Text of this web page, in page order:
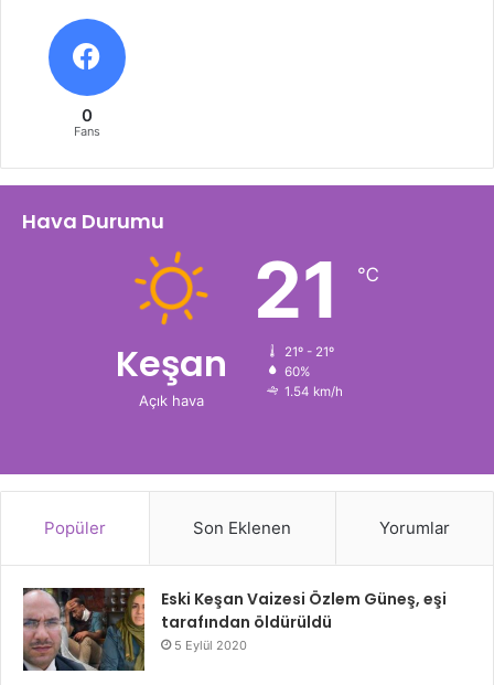
0
Fans
Hava Durumu
Keşan
Açık hava
21 ℃
21º - 21º
60%
1.54 km/h
Popüler Son Eklenen Yorumlar
Eski Keşan Vaizesi Özlem Güneş, eşi
tarafından öldürüldü
5 Eylül 2020